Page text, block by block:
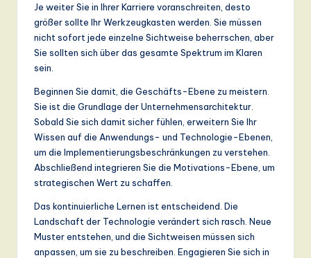
Je weiter Sie in Ihrer Karriere voranschreiten, desto
größer sollte Ihr Werkzeugkasten werden. Sie müssen
nicht sofort jede einzelne Sichtweise beherrschen, aber
Sie sollten sich über das gesamte Spektrum im Klaren
sein.
Beginnen Sie damit, die Geschäfts-Ebene zu meistern.
Sie ist die Grundlage der Unternehmensarchitektur.
Sobald Sie sich damit sicher fühlen, erweitern Sie Ihr
Wissen auf die Anwendungs- und Technologie-Ebenen,
um die Implementierungsbeschränkungen zu verstehen.
Abschließend integrieren Sie die Motivations-Ebene, um
strategischen Wert zu schaffen.
Das kontinuierliche Lernen ist entscheidend. Die
Landschaft der Technologie verändert sich rasch. Neue
Muster entstehen, und die Sichtweisen müssen sich
anpassen, um sie zu beschreiben. Engagieren Sie sich in